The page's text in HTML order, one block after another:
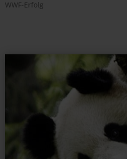
WWF-Erfolg